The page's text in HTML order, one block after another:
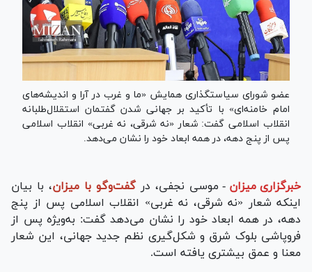
عضو شورای سیاستگذاری همایش «ما و غرب در آرا و اندیشه‌های
امام خامنه‌ای» با تأکید بر جهانی شدن گفتمان استقلال‌طلبانه
انقلاب اسلامی گفت: شعار «نه شرقی، نه غربی» انقلاب اسلامی
پس از پنج دهه، در همه ابعاد خود را نشان می‌دهد.
خبرگزاری میزان - موسی نجفی، درگفت‌وگو با میزان، با بیان
اینکه شعار «نه شرقی، نه غربی» انقلاب اسلامی پس از پنج
دهه، در همه ابعاد خود را نشان می‌دهد گفت: به‌ویژه پس از
فروپاشی بلوک شرق و شکل‌گیری نظم جدید جهانی، این شعار
معنا و عمق بیشتری یافته است.